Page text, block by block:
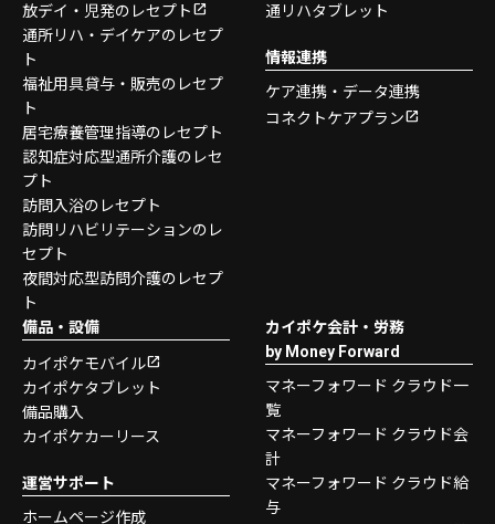
放デイ・児発のレセプト
通所リハ・デイケアのレセプ
ト
福祉用具貸与・販売のレセプ
ト
居宅療養管理指導のレセプト
認知症対応型通所介護のレセ
プト
訪問入浴のレセプト
訪問リハビリテーションのレ
セプト
夜間対応型訪問介護のレセプ
ト
通リハタブレット
情報連携
ケア連携・データ連携
コネクトケアプラン
備品・設備
カイポケモバイル
カイポケタブレット
備品購入
カイポケカーリース
運営サポート
ホームページ作成
カイポケ会計・労務
by Money Forward
マネーフォワード クラウド一
覧
マネーフォワード クラウド会
計
マネーフォワード クラウド給
与